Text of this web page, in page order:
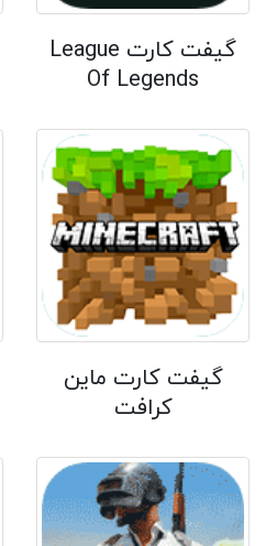
گیفت کارت League
Of Legends
گیفت کارت ماین
کرافت